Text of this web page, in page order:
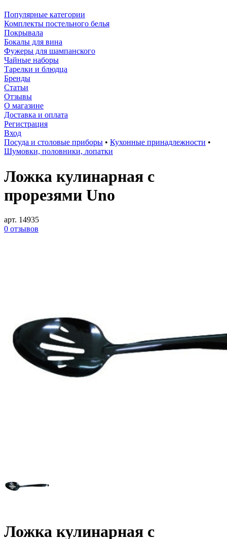
Популярные категории
Комплекты постельного белья
Покрывала
Бокалы для вина
Фужеры для шампанского
Чайные наборы
Тарелки и блюдца
Бренды
Статьи
Отзывы
О магазине
Доставка и оплата
Регистрация
Вход
Посуда и столовые приборы • Кухонные принадлежности •
Шумовки, половники, лопатки
Ложка кулинарная с
прорезями Uno
арт. 14935
0 отзывов
Ложка кулинарная с